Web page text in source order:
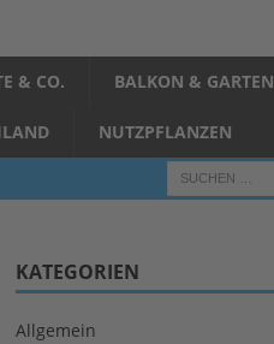
& CO. BALKON & GARTEN
NUTZPFLANZEN
KATEGORIEN
Allgemein